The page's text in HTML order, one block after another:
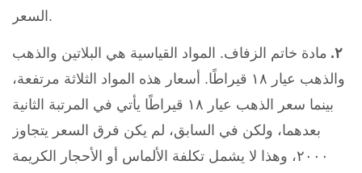
السعر.
٢. مادة خاتم الزفاف. المواد القياسية هي البلاتين والذهب
والذهب عيار ١٨ قيراطًا. أسعار هذه المواد الثلاثة مرتفعة،
بينما سعر الذهب عيار ١٨ قيراطًا يأتي في المرتبة الثانية
بعدهما، ولكن في السابق، لم يكن فرق السعر يتجاوز
٢٠٠٠، وهذا لا يشمل تكلفة الألماس أو الأحجار الكريمة